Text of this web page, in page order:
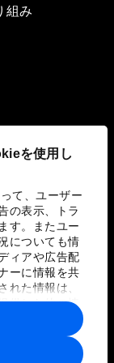
を使用し
て、ユーザー
の表示、トラ
す。またユー
についても情
ィアや広告配
ーに情報を共
れた情報は、
供した他の情
を使用した際
され、各パー
とがありま
組み